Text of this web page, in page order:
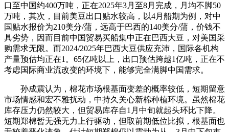
口至中国约400万吨，正在2025年3月至8月完成，月均不脚50
万吨，其次，目前美豆出口贴水较高，以4月船期为例，对中
国贴水报价为210美分/蒲，远高于巴西的140美分/蒲，价钱不
具劣势，因而目前中国贸易买船集中正在巴西大豆，对美国采
购需求无限。而2024/2025年巴西大豆供应充沛，国际各机构
产量预估均正在1。65亿吨以上，出口预估跨越1亿吨，正在不
考虑国际商业流改变的环境下，能够完全满脚中国需求。
孙成震认为，棉花市场根基面变差的概率较低，短期留意
市场情感和宏不雅扰动，中持久关心新棉种植环境。虽然棉花
库存压力仍然较大，但贸易库存自1月中旬就起头环比下降。
短期郑棉暂无强无力上行驱动，但取前期低位比拟，根基面也